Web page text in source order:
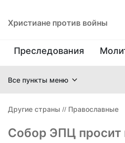
Христиане против войны
Преследования
Все пункты меню
Другие страны // Православные
Собор ЭПЦ просит